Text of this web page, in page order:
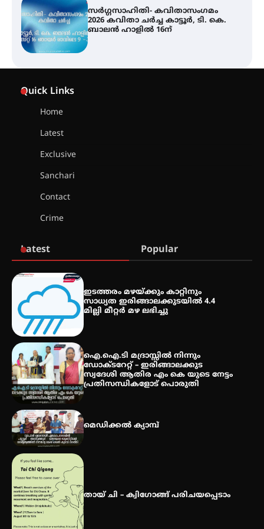
ശക്തമായ മഴ തുടരുന്നു – തൃശൂർ
ജില്ലയിൽ എല്ലാ വിദ്യാഭ്യാസ
സ്ഥാപനങ്ങൾക്കും ശനിയാഴ്ച
അവധി
വിദ്യാർത്ഥികൾ
2026 കവിതാ ചർച്ച കാട്ടൂർ, ടി. കെ.
ബാലൻ ഹാളിൽ 16ന്
Quick Links
Home
Latest
Exclusive
Sanchari
Contact
Crime
Latest Popular
ഇടത്തരം മഴയ്ക്കും കാറ്റിനും
സാധ്യത ഇരിങ്ങാലക്കുടയിൽ 4.4
മില്ലി മീറ്റർ മഴ ലഭിച്ചു
ഐ.ഐ.ടി മദ്രാസ്സിൽ നിന്നും
ഡോക്ടറേറ്റ് – ഇരിങ്ങാലക്കുട
സ്വദേശി ആതിര എം കെ യുടെ നേട്ടം
പ്രതിസന്ധികളോട് പൊരുതി
മെഡിക്കൽ ക്യാമ്പ്
തായ് ചി – ക്വിഗോങ്ങ് പരിചയപ്പെടാം